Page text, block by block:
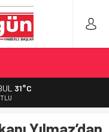
31°C